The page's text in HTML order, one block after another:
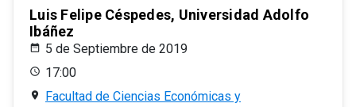
Luis Felipe Céspedes, Universidad Adolfo
Ibáñez
5 de Septiembre de 2019
17:00
Facultad de Ciencias Económicas y